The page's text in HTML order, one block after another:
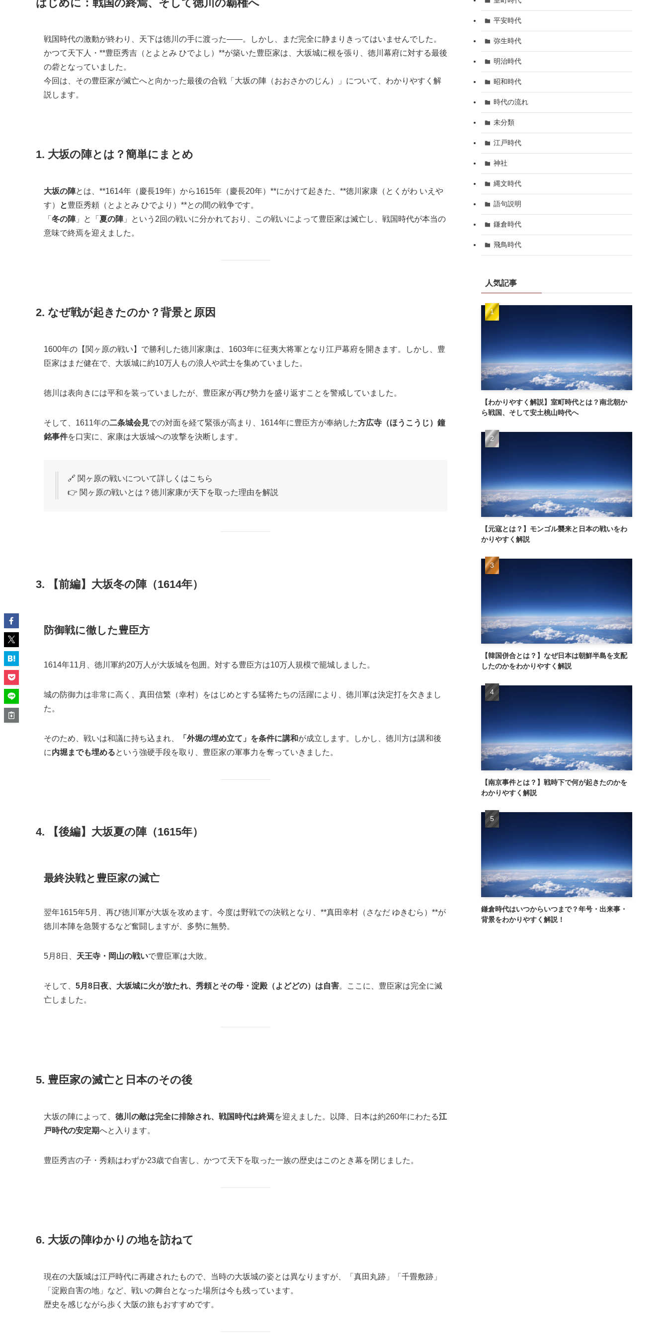
はじめに：戦国の終焉、そして徳川の覇権へ
戦国時代の激動が終わり、天下は徳川の手に渡った――。しかし、まだ完全に静まりきってはいませんでした。
かつて天下人・**豊臣秀吉（とよとみ ひでよし）**が築いた豊臣家は、大坂城に根を張り、徳川幕府に対する最後
の砦となっていました。
今回は、その豊臣家が滅亡へと向かった最後の合戦「大坂の陣（おおさかのじん）」について、わかりやすく解
説します。
1. 大坂の陣とは？簡単にまとめ
大坂の陣とは、**1614年（慶長19年）から1615年（慶長20年）**にかけて起きた、**徳川家康（とくがわ いえや
す）
と豊臣秀頼（とよとみ ひでより）**との間の戦争です。
「 冬の陣」と「 夏の陣」という2回の戦いに分かれており、この戦いによって豊臣家は滅亡し、戦国時代が本当の
意味で終焉を迎えました。
2. なぜ戦が起きたのか？背景と原因
1600年の【関ヶ原の戦い】で勝利した徳川家康は、1603年に征夷大将軍となり江戸幕府を開きます。しかし、豊
臣家はまだ健在で、大坂城に約10万人もの浪人や武士を集めていました。
徳川は表向きには平和を装っていましたが、豊臣家が再び勢力を盛り返すことを警戒していました。
そして、1611年の二条城会見での対面を経て緊張が高まり、1614年に豊臣方が奉納した方広寺（ほうこうじ）鐘
銘事件を口実に、家康は大坂城への攻撃を決断します。
🔗 関ヶ原の戦いについて詳しくはこちら
👉 関ヶ原の戦いとは？徳川家康が天下を取った理由を解説
3. 【前編】大坂冬の陣（1614年）
防御戦に徹した豊臣方
1614年11月、徳川軍約20万人が大坂城を包囲。対する豊臣方は10万人規模で籠城しました。
城の防御力は非常に高く、真田信繁（幸村）をはじめとする猛将たちの活躍により、徳川軍は決定打を欠きまし
た。
そのため、戦いは和議に持ち込まれ、 「外堀の埋め立て」を条件に講和が成立します。しかし、徳川方は講和後
に内堀までも埋めるという強硬手段を取り、豊臣家の軍事力を奪っていきました。
4. 【後編】大坂夏の陣（1615年）
最終決戦と豊臣家の滅亡
翌年1615年5月、再び徳川軍が大坂を攻めます。今度は野戦での決戦となり、**真田幸村（さなだ ゆきむら）**が
徳川本陣を急襲するなど奮闘しますが、多勢に無勢。
5月8日、 天王寺・岡山の戦いで豊臣軍は大敗。
そして、 5月8日夜、大坂城に火が放たれ、秀頼とその母・淀殿（よどどの）は自害。ここに、豊臣家は完全に滅
亡しました。
5. 豊臣家の滅亡と日本のその後
大坂の陣によって、 徳川の敵は完全に排除され、戦国時代は終焉を迎えました。以降、日本は約260年にわたる江
戸時代の安定期へと入ります。
豊臣秀吉の子・秀頼はわずか23歳で自害し、かつて天下を取った一族の歴史はこのとき幕を閉じました。
6. 大坂の陣ゆかりの地を訪ねて
現在の大阪城は江戸時代に再建されたもので、当時の大坂城の姿とは異なりますが、「真田丸跡」「千畳敷跡」
「淀殿自害の地」など、戦いの舞台となった場所は今も残っています。
歴史を感じながら歩く大阪の旅もおすすめです。
平安時代
弥生時代
明治時代
昭和時代
時代の流れ
未分類
江戸時代
神社
縄文時代
語句説明
鎌倉時代
飛鳥時代
人気記事
【わかりやすく解説】室町時代とは？南北朝か
ら戦国、そして安土桃山時代へ
【元寇とは？】モンゴル襲来と日本の戦いをわ
かりやすく解説
【韓国併合とは？】なぜ日本は朝鮮半島を支配
したのかをわかりやすく解説
【南京事件とは？】戦時下で何が起きたのかを
わかりやすく解説
鎌倉時代はいつからいつまで？年号・出来事・
背景をわかりやすく解説！